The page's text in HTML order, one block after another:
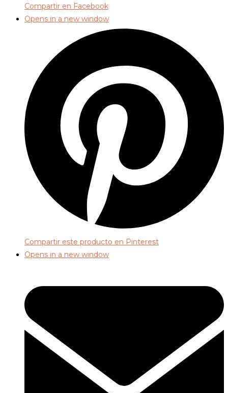
Compartir en Facebook
Opens in a new window
Compartir este producto en Pinterest
Opens in a new window